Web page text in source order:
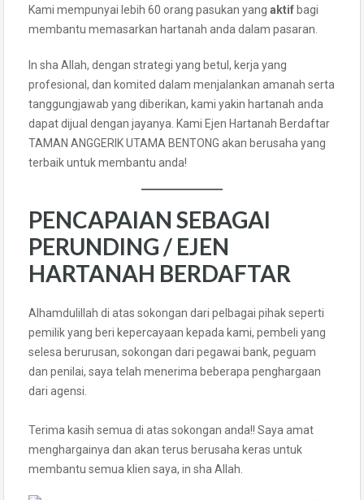
Kami mempunyai lebih 60 orang pasukan yang aktif bagi
membantu memasarkan hartanah anda dalam pasaran.
In sha Allah, dengan strategi yang betul, kerja yang
profesional, dan komited dalam menjalankan amanah serta
tanggungjawab yang diberikan, kami yakin hartanah anda
dapat dijual dengan jayanya. Kami Ejen Hartanah Berdaftar
TAMAN ANGGERIK UTAMA BENTONG akan berusaha yang
terbaik untuk membantu anda!
PENCAPAIAN SEBAGAI
PERUNDING / EJEN
HARTANAH BERDAFTAR
Alhamdulillah di atas sokongan dari pelbagai pihak seperti
pemilik yang beri kepercayaan kepada kami, pembeli yang
selesa berurusan, sokongan dari pegawai bank, peguam
dan penilai, saya telah menerima beberapa penghargaan
dari agensi.
Terima kasih semua di atas sokongan anda!! Saya amat
menghargainya dan akan terus berusaha keras untuk
membantu semua klien saya, in sha Allah.